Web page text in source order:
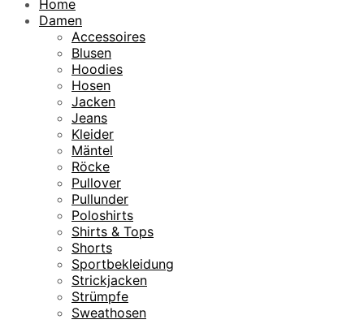
Home
Damen
Accessoires
Blusen
Hoodies
Hosen
Jacken
Jeans
Kleider
Mäntel
Röcke
Pullover
Pullunder
Poloshirts
Shirts & Tops
Shorts
Sportbekleidung
Strickjacken
Strümpfe
Sweathosen